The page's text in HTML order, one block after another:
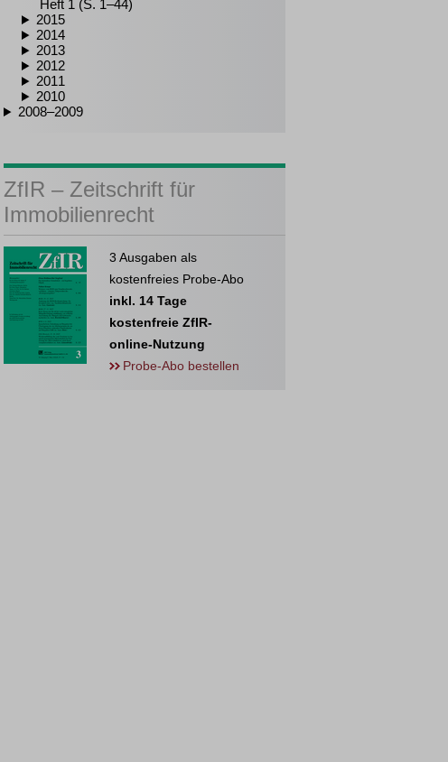
Heft 1 (S. 1–44)
2015
2014
2013
2012
2011
2010
2008–2009
ZfIR – Zeitschrift für
Immobilienrecht
3 Ausgaben als
kostenfreies Probe-Abo
inkl. 14 Tage
kostenfreie ZfIR-
online-Nutzung
Probe-Abo bestellen